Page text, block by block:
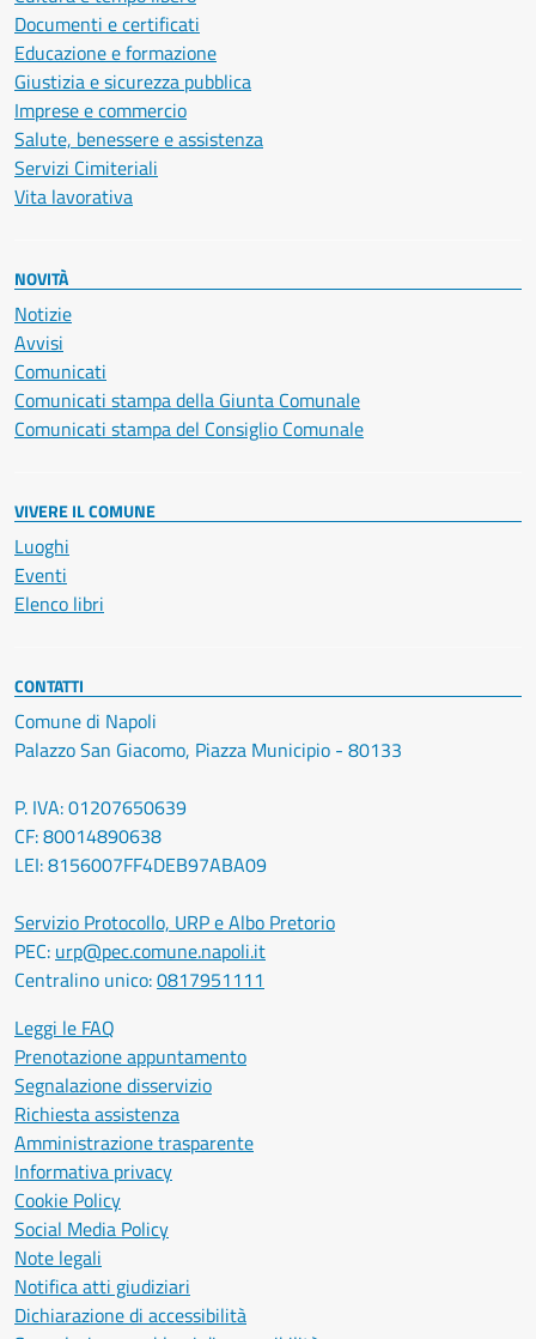
Documenti e certificati
Educazione e formazione
Giustizia e sicurezza pubblica
Imprese e commercio
Salute, benessere e assistenza
Servizi Cimiteriali
Vita lavorativa
NOVITÀ
Notizie
Avvisi
Comunicati
Comunicati stampa della Giunta Comunale
Comunicati stampa del Consiglio Comunale
VIVERE IL COMUNE
Luoghi
Eventi
Elenco libri
CONTATTI
Comune di Napoli
Palazzo San Giacomo, Piazza Municipio - 80133
P. IVA: 01207650639
CF: 80014890638
LEI: 8156007FF4DEB97ABA09
Servizio Protocollo, URP e Albo Pretorio
PEC: urp@pec.comune.napoli.it
Centralino unico:0817951111
Leggi le FAQ
Prenotazione appuntamento
Segnalazione disservizio
Richiesta assistenza
Amministrazione trasparente
Informativa privacy
Cookie Policy
Social Media Policy
Note legali
Notifica atti giudiziari
Dichiarazione di accessibilità